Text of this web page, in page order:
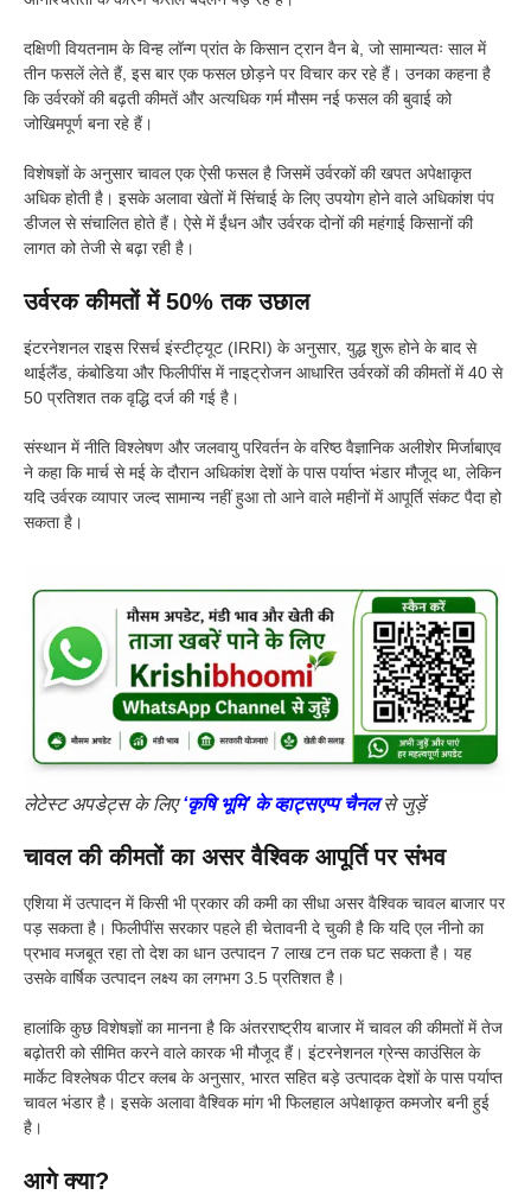
दक्षिणी वियतनाम के विन्ह लॉन्ग प्रांत के किसान ट्रान वैन बे, जो सामान्यतः साल में
तीन फसलें लेते हैं, इस बार एक फसल छोड़ने पर विचार कर रहे हैं। उनका कहना है
कि उर्वरकों की बढ़ती कीमतें और अत्यधिक गर्म मौसम नई फसल की बुवाई को
जोखिमपूर्ण बना रहे हैं।
विशेषज्ञों के अनुसार चावल एक ऐसी फसल है जिसमें उर्वरकों की खपत अपेक्षाकृत
अधिक होती है। इसके अलावा खेतों में सिंचाई के लिए उपयोग होने वाले अधिकांश पंप
डीजल से संचालित होते हैं। ऐसे में ईंधन और उर्वरक दोनों की महंगाई किसानों की
लागत को तेजी से बढ़ा रही है।
उर्वरक कीमतों में 50% तक उछाल
इंटरनेशनल राइस रिसर्च इंस्टीट्यूट (IRRI) के अनुसार, युद्ध शुरू होने के बाद से
थाईलैंड, कंबोडिया और फिलीपींस में नाइट्रोजन आधारित उर्वरकों की कीमतों में 40 से
50 प्रतिशत तक वृद्धि दर्ज की गई है।
संस्थान में नीति विश्लेषण और जलवायु परिवर्तन के वरिष्ठ वैज्ञानिक अलीशेर मिर्जाबाएव
ने कहा कि मार्च से मई के दौरान अधिकांश देशों के पास पर्याप्त भंडार मौजूद था, लेकिन
यदि उर्वरक व्यापार जल्द सामान्य नहीं हुआ तो आने वाले महीनों में आपूर्ति संकट पैदा हो
सकता है।
लेटेस्ट अपडेट्स के लिए‘कृषि भूमि’ के व्हाट्सएप्प चैनलसे जुड़ें
चावल की कीमतों का असरवैश्विक आपूर्ति पर संभव
एशिया में उत्पादन में किसी भी प्रकार की कमी का सीधा असर वैश्विक चावल बाजार पर
पड़ सकता है। फिलीपींस सरकार पहले ही चेतावनी दे चुकी है कि यदि एल नीनो का
प्रभाव मजबूत रहा तो देश का धान उत्पादन 7 लाख टन तक घट सकता है। यह
उसके वार्षिक उत्पादन लक्ष्य का लगभग 3.5 प्रतिशत है।
हालांकि कुछ विशेषज्ञों का मानना है कि अंतरराष्ट्रीय बाजार में चावल की कीमतों में तेज
बढ़ोतरी को सीमित करने वाले कारक भी मौजूद हैं। इंटरनेशनल ग्रेन्स काउंसिल के
मार्केट विश्लेषक पीटर क्लब के अनुसार, भारत सहित बड़े उत्पादक देशों के पास पर्याप्त
चावल भंडार है। इसके अलावा वैश्विक मांग भी फिलहाल अपेक्षाकृत कमजोर बनी हुई
है।
आगे क्या?